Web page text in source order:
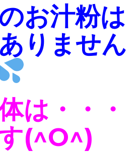
お汁粉は
りません
は・・・
(^O^)